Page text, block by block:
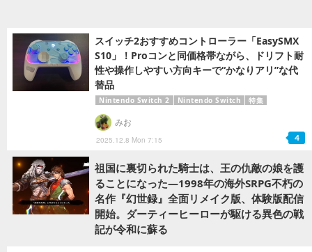
スイッチ2おすすめコントローラー「EasySMX
S10」！Proコンと同価格帯ながら、ドリフト耐
性や操作しやすい方向キーで“かなりアリ”な代
替品
Nintendo Switch 2 Nintendo Switch 特集
2025.12.8 Mon 7:15
みお
4
祖国に裏切られた騎士は、王の仇敵の娘を護
ることになった―1998年の海外SRPG不朽の
名作『幻世録』全面リメイク版、体験版配信
開始。ダーティーヒーローが駆ける異色の戦
記が令和に蘇る